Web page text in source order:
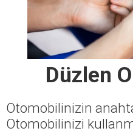
Düzlen
Otomobilinizin
Otomobilinizi